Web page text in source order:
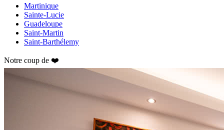
Martinique
Sainte-Lucie
Guadeloupe
Saint-Martin
Saint-Barthélemy
Notre coup de ❤️